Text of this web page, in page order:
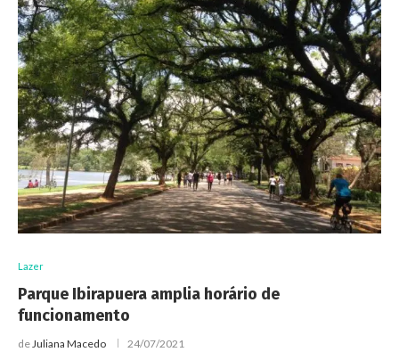
Lazer
Parque Ibirapuera amplia horário de
funcionamento
deJuliana Macedo 24/07/2021